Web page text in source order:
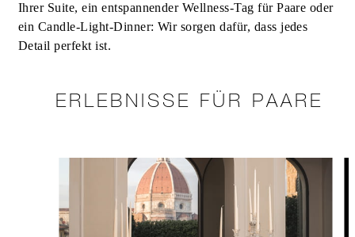
Ihrer Suite, ein entspannender Wellness-Tag für Paare oder
ein Candle-Light-Dinner: Wir sorgen dafür, dass jedes
Detail perfekt ist.
ERLEBNISSE FÜR PAARE